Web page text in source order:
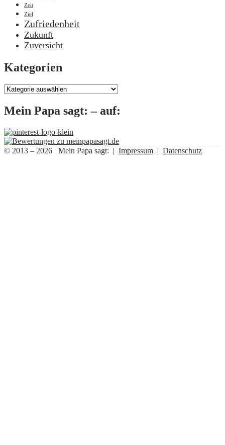
Zeit
Ziel
Zufriedenheit
Zukunft
Zuversicht
Kategorien
Kategorien
Mein Papa sagt: – auf:
© 2013 – 2026 Mein Papa sagt: | Impressum | Datenschutz